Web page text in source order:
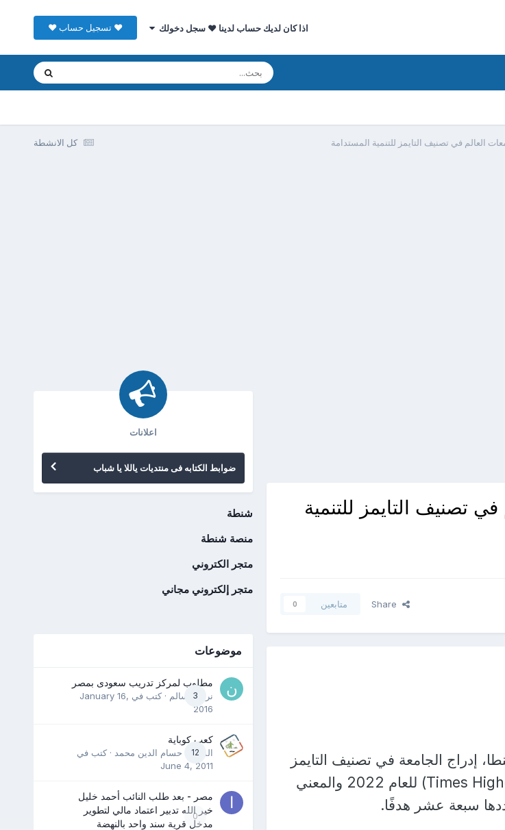
اذا كان لديك حساب لدينا ♥ سجل دخولك ♥ تسجيل حساب ♥
كل الانشطة في تصنيف التايمز للتنمية المستدامة
التايمز للتنمية
Share متابعين 0
إدراج الجامعة في تصنيف التايمز
البريطاني بالتأثير (Times Higher Education Impact) للعام 2022 والمعني
سبعة عشر هدفًا.
اعلانات
ضوابط الكتابه فى منتديات ياللا يا شباب
شنطة
منصة شنطة
متجر الكتروني
متجر إلكتروني مجاني
موضوعات
3
مطلوب لمركز تدريب سعودى بمصر
نرمين سالم · كتب في January 16,
2016
12
كعب كوباية
المدرب حسام الدين محمد · كتب في
June 4, 2011
0
مصر - بعد طلب النائب أحمد خليل
خير الله تدبير اعتماد مالي لتطوير
مدخل قرية سند واحد بالنهضة